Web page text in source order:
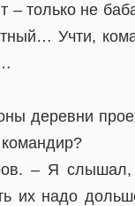
– только не
Учти,
деревни
– Я слышал,
их надо